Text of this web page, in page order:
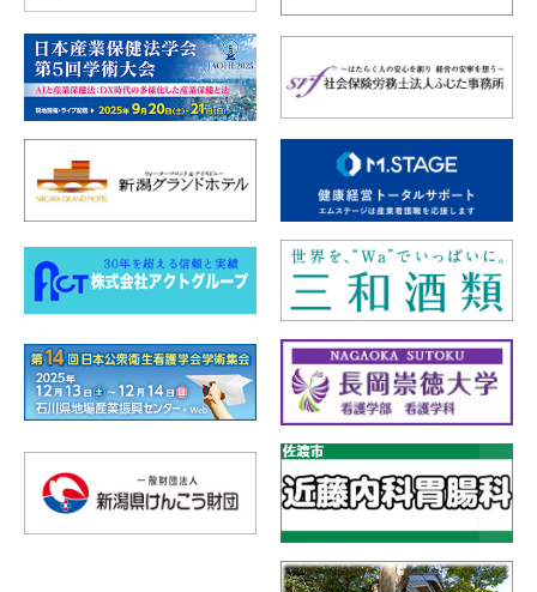
用ください。
閲覧はこちら≫
プログラム・抄録集（36.9MB）
閲覧用パスワードは、参加登録いただいた皆様へ
メールにてご案内いたします。
一般演題 ご発表者の皆様へ
オンデマンド配信用データのご提出が本日10月
31日（金）締切となっております。
期日内のご提出をお願いいたします。
ランチョンセミナー申込受付のご案内
2025年10月22日（水）9時よりランチョンセミナ
ーの申込受付を開始いたします。